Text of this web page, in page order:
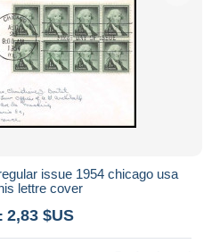
issue 1954 chicago usa
lettre cover
2,83 $US